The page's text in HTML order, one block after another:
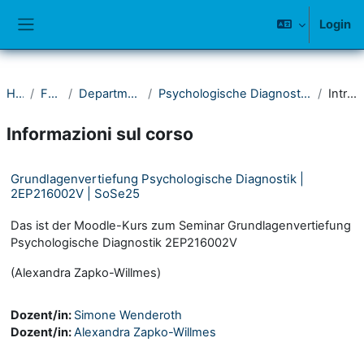
Login
Home Fakultät II Department Psychologie Psychologische Diagnostik und Differentielle Psychologie Introduzione
Informazioni sul corso
Grundlagenvertiefung Psychologische Diagnostik |
2EP216002V | SoSe25
Das ist der Moodle-Kurs zum Seminar Grundlagenvertiefung
Psychologische Diagnostik 2EP216002V
(Alexandra Zapko-Willmes)
Dozent/in: Simone Wenderoth
Dozent/in:Alexandra Zapko-Willmes